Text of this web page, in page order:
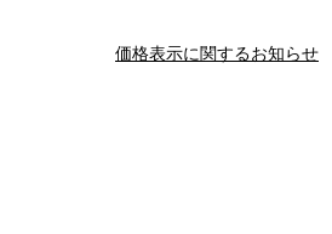
夫との関係
新津春子 どか食い
価格表示に関するお知らせ